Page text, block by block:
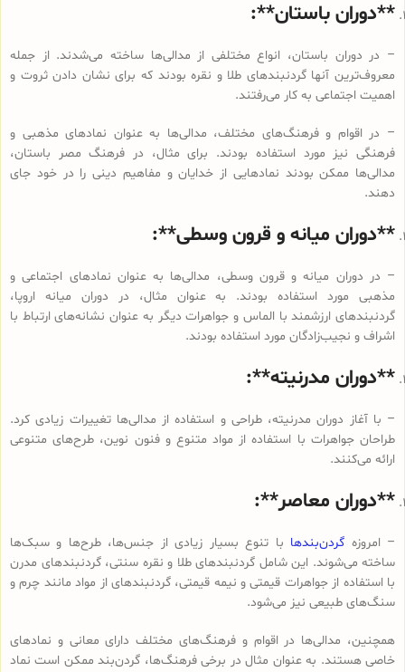
**دوران باستان**:
– در دوران باستان، انواع مختلفی از مدالی‌ها ساخته می‌شدند. از جمله
معروف‌ترین آنها گردنبندهای طلا و نقره بودند که برای نشان دادن ثروت و
اهمیت اجتماعی به کار می‌رفتند.
– در اقوام و فرهنگ‌های مختلف، مدالی‌ها به عنوان نمادهای مذهبی و
فرهنگی نیز مورد استفاده بودند. برای مثال، در فرهنگ مصر باستان،
مدالی‌ها ممکن بودند نمادهایی از خدایان و مفاهیم دینی را در خود جای
دهند.
**دوران میانه و قرون وسطی**:
– در دوران میانه و قرون وسطی، مدالی‌ها به عنوان نمادهای اجتماعی و
مذهبی مورد استفاده بودند. به عنوان مثال، در دوران میانه اروپا،
گردنبندهای ارزشمند با الماس و جواهرات دیگر به عنوان نشانه‌های ارتباط با
اشراف و نجیب‌زادگان مورد استفاده بودند.
**دوران مدرنیته**:
– با آغاز دوران مدرنیته، طراحی و استفاده از مدالی‌ها تغییرات زیادی کرد.
طراحان جواهرات با استفاده از مواد متنوع و فنون نوین، طرح‌های متنوعی
ارائه می‌کنند.
**دوران معاصر**:
– امروزه گردن‌بندها با تنوع بسیار زیادی از جنس‌ها، طرح‌ها و سبک‌ها
ساخته می‌شوند. این شامل گردنبندهای طلا و نقره سنتی، گردنبندهای مدرن
با استفاده از جواهرات قیمتی و نیمه قیمتی، گردنبندهای از مواد مانند چرم و
سنگ‌های طبیعی نیز می‌شود.
همچنین، مدالی‌ها در اقوام و فرهنگ‌های مختلف دارای معانی و نمادهای
خاصی هستند. به عنوان مثال در برخی فرهنگ‌ها، گردن‌بند ممکن است نماد